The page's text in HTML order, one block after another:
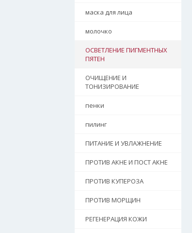
маска для лица
молочко
ОСВЕТЛЕНИЕ ПИГМЕНТНЫХ
ПЯТЕН
ОЧИЩЕНИЕ И
ТОНИЗИРОВАНИЕ
пенки
пилинг
ПИТАНИЕ И УВЛАЖНЕНИЕ
ПРОТИВ АКНЕ И ПОСТ АКНЕ
ПРОТИВ КУПЕРОЗА
ПРОТИВ МОРЩИН
РЕГЕНЕРАЦИЯ КОЖИ